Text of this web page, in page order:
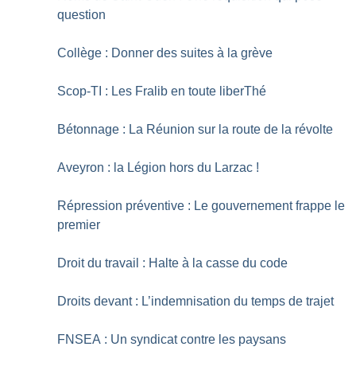
question
Collège : Donner des suites à la grève
Scop-TI : Les Fralib en toute liberThé
Bétonnage : La Réunion sur la route de la révolte
Aveyron : la Légion hors du Larzac !
Répression préventive : Le gouvernement frappe le
premier
Droit du travail : Halte à la casse du code
Droits devant : L’indemnisation du temps de trajet
FNSEA : Un syndicat contre les paysans